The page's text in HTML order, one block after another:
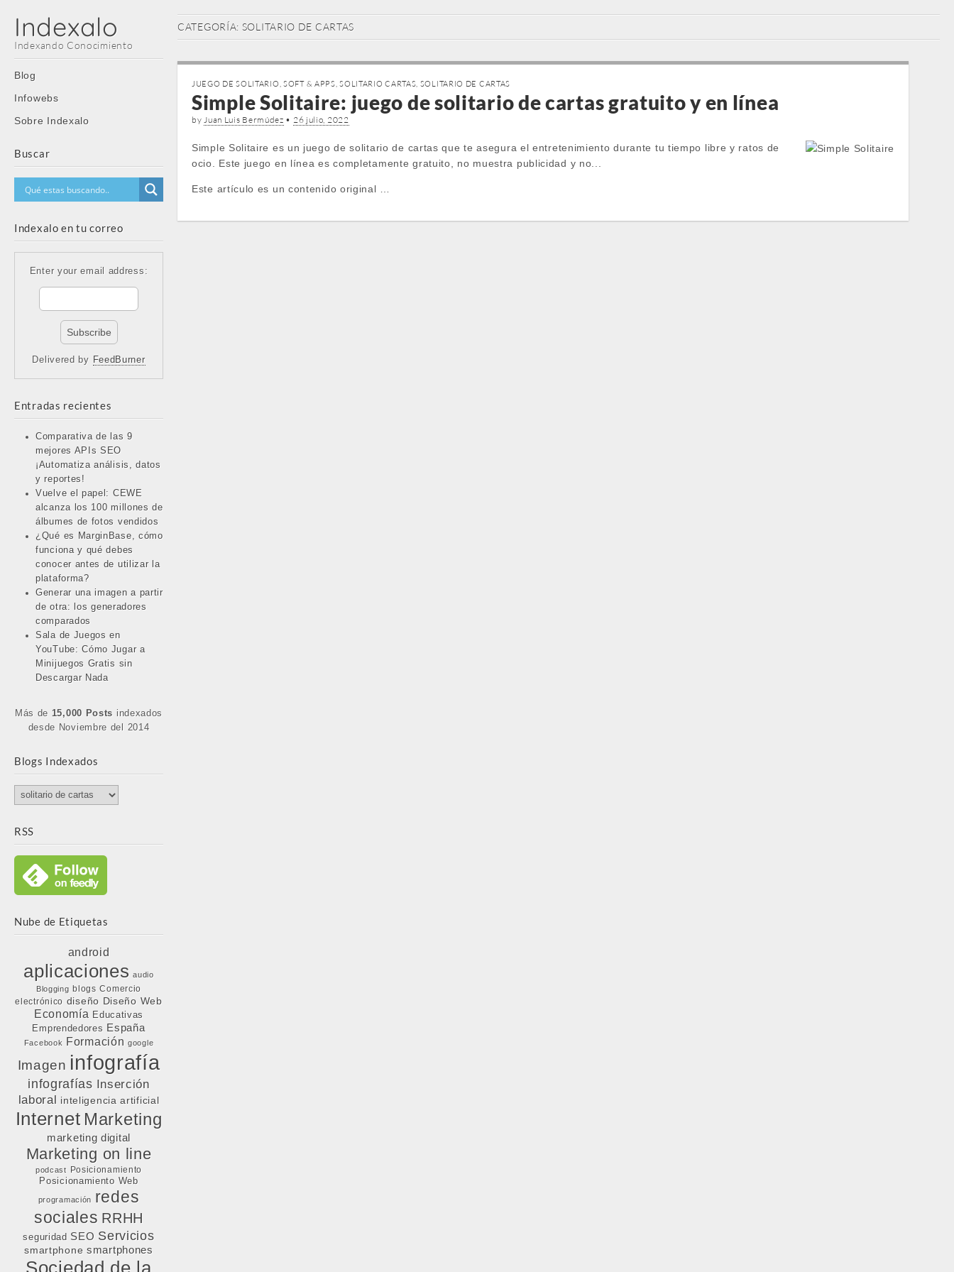
Indexalo
Indexando Conocimiento
Main
menu
Skip
content
Blog
Infowebs
Sobre Indexalo
Buscar
Indexalo en tu correo
Enter your email address:
Delivered by FeedBurner
Entradas recientes
Comparativa de las 9
mejores APIs SEO
¡Automatiza análisis, datos
y reportes!
Vuelve el papel: CEWE
alcanza los 100 millones de
álbumes de fotos vendidos
¿Qué es MarginBase, cómo
funciona y qué debes
conocer antes de utilizar la
plataforma?
Generar una imagen a partir
de otra: los generadores
comparados
Sala de Juegos en
YouTube: Cómo Jugar a
Minijuegos Gratis sin
Descargar Nada
Más de 15,000 Posts indexados
desde Noviembre del 2014
Blogs Indexados
Blogs
Indexados
RSS
Nube de Etiquetas
android
aplicaciones audio
Blogging blogs Comercio
electrónico diseño Diseño Web
Economía Educativas
Emprendedores España
Facebook Formación google
Imagen infografía
infografías Inserción
laboral inteligencia artificial
Internet Marketing
marketing digital
Marketing on line
podcast
Posicionamiento
Posicionamiento Web
programación redes
sociales RRHH
seguridad SEO Servicios
smartphone smartphones
Sociedad de la
CATEGORÍA: SOLITARIO DE CARTAS
JUEGO DE SOLITARIO,SOFT & APPS,SOLITARIO CARTAS, SOLITARIO DE CARTAS
Simple Solitaire: juego de solitario de cartas gratuito y en línea
byJuan Luis Bermúdez • 26 julio, 2022
Simple Solitaire es un juego de solitario de cartas que te asegura el entretenimiento durante tu tiempo libre y ratos de
ocio. Este juego en línea es completamente gratuito, no muestra publicidad y no...
Este artículo es un contenido original …